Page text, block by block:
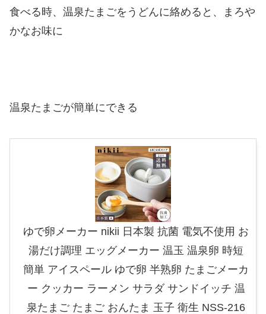
食べる時、温泉たまごをうどんに絡めると、まろや
かなお味に
温泉たまごが簡単にできる
ゆで卵メーカー nikii 日本製 抗菌 電気不使用 お
湯だけ調理 エッグメーカー 温玉 温泉卵 時短
簡単 アイスペール ゆで卵 半熟卵 たまごメーカ
ー クッカー ラーメン サラダ サンドイッチ 温
泉たまご たまご おんたま 玉子 衛生 NSS-216